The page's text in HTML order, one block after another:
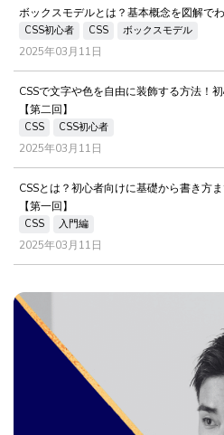
ボックスモデルとは？基本概念を図解で
CSS初心者 CSS ボックスモデル
2025年03月11日
CSSで文字や色を自由に装飾する方法！
【第二回】
CSS CSS初心者
2025年03月11日
CSSとは？初心者向けに基礎から書き方
【第一回】
CSS 入門編
2025年03月11日